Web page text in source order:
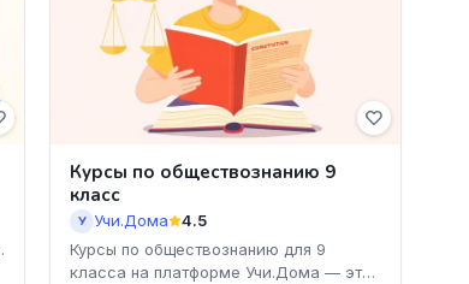
Курсы по обществознанию 9
класс
У Учи.Дома
4.5
Курсы по обществознанию для 9
класса на платформе Учи.Дома — это